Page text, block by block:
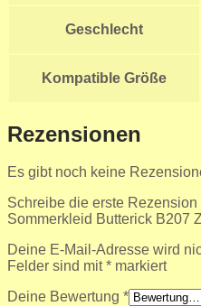
Geschlecht
Kompatible Größe
Rezensionen
Es gibt noch keine
Schreibe die erste Rezension
Sommerkleid Butterick B207
Deine E-Mail-Adresse wird
Felder sind mit* markiert
Deine Bewertung *